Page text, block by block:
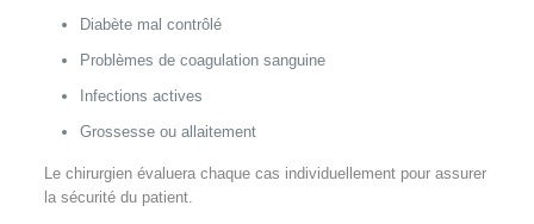
Diabète mal contrôlé
Problèmes de coagulation sanguine
Infections actives
Grossesse ou allaitement
Le chirurgien évaluera chaque cas individuellement pour assurer
la sécurité du patient.